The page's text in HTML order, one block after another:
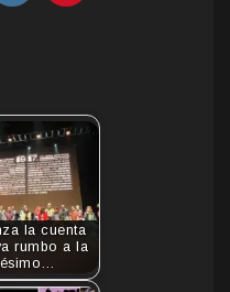
la cuenta
rumbo a la